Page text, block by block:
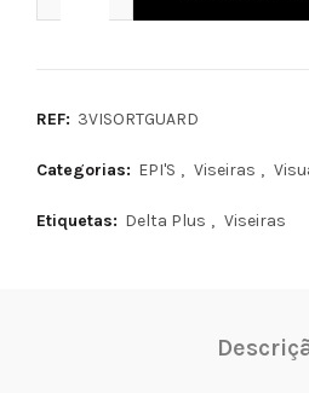
REF: 3VISORTGUARD
Categorias: EPI'S , Viseiras ,
Etiquetas: Delta Plus , Viseiras